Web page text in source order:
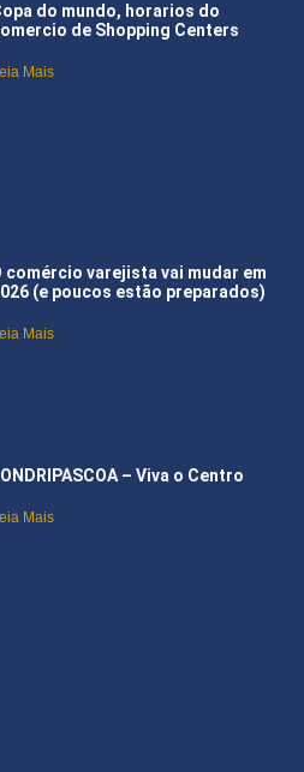
do mundo, horarios do
de Shopping Centers
Mais
comércio varejista vai mudar em
(e poucos estão preparados)
Mais
– Viva o Centro
Mais